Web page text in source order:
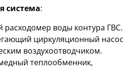
система:
расходомер воды контура ГВС.
циркуляционный насос
воздухоотводчиком.
теплообменник,